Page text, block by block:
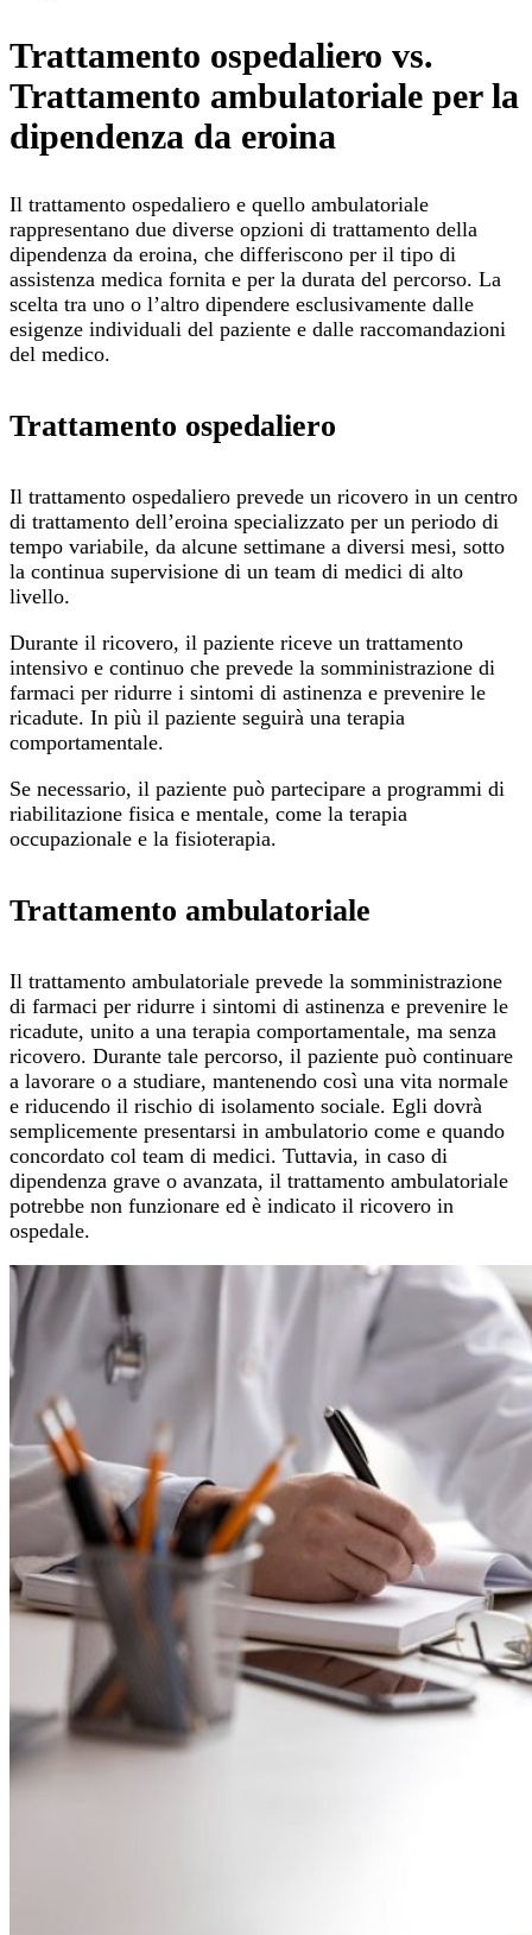
Trattamento ospedaliero vs.
Trattamento ambulatoriale per la
dipendenza da eroina
Il trattamento ospedaliero e quello ambulatoriale
rappresentano due diverse opzioni di trattamento della
dipendenza da eroina, che differiscono per il tipo di
assistenza medica fornita e per la durata del percorso. La
scelta tra uno o l’altro dipendere esclusivamente dalle
esigenze individuali del paziente e dalle raccomandazioni
del medico.
Trattamento ospedaliero
Il trattamento ospedaliero prevede un ricovero in un centro
di trattamento dell’eroina specializzato per un periodo di
tempo variabile, da alcune settimane a diversi mesi, sotto
la continua supervisione di un team di medici di alto
livello.
Durante il ricovero, il paziente riceve un trattamento
intensivo e continuo che prevede la somministrazione di
farmaci per ridurre i sintomi di astinenza e prevenire le
ricadute. In più il paziente seguirà una terapia
comportamentale.
Se necessario, il paziente può partecipare a programmi di
riabilitazione fisica e mentale, come la terapia
occupazionale e la fisioterapia.
Trattamento ambulatoriale
Il trattamento ambulatoriale prevede la somministrazione
di farmaci per ridurre i sintomi di astinenza e prevenire le
ricadute, unito a una terapia comportamentale, ma senza
ricovero. Durante tale percorso, il paziente può continuare
a lavorare o a studiare, mantenendo così una vita normale
e riducendo il rischio di isolamento sociale. Egli dovrà
semplicemente presentarsi in ambulatorio come e quando
concordato col team di medici. Tuttavia, in caso di
dipendenza grave o avanzata, il trattamento ambulatoriale
potrebbe non funzionare ed è indicato il ricovero in
ospedale.